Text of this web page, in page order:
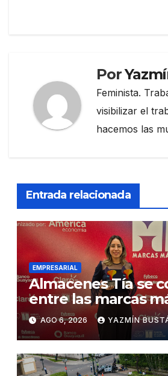
Por
Feminista.
visibilizar el
hacemos las
Entrada relacionada
EMPRESARIAL
Almacenes Tía se
entre las marcas
influyentes del
AGO 6, 2026 YAZMÍN